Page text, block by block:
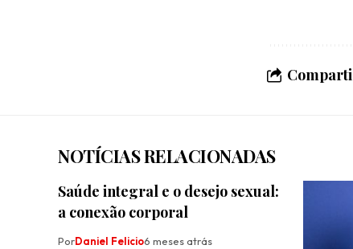
NOTÍCIAS RELACIONADAS
Saúde integral e o desejo sexual:
a conexão corporal
PorDaniel Felicio6 meses atrás